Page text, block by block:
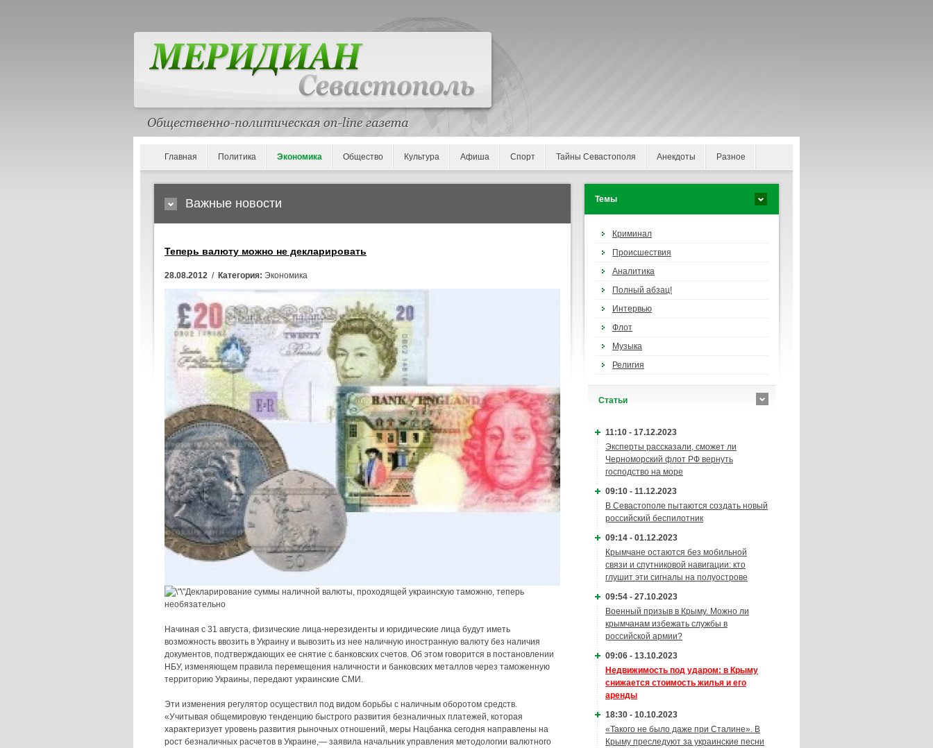
Главная Политика Экономика Общество Культура Афиша Спорт Тайны Севастополя Анекдоты Разное
Важные новости
Теперь валюту можно не декларировать
28.08.2012 / Категория: Экономика
Декларирование суммы наличной валюты, проходящей украинскую таможню, теперь
необязательно
Начиная с 31 августа, физические лица-нерезиденты и юридические лица будут иметь
возможность ввозить в Украину и вывозить из нее наличную иностранную валюту без наличия
документов, подтверждающих ее снятие с банковских счетов. Об этом говорится в постановлении
НБУ, изменяющем правила перемещения наличности и банковских металлов через таможенную
территорию Украины, передают украинские СМИ.
Эти изменения регулятор осуществил под видом борьбы с наличным оборотом средств.
«Учитывая общемировую тенденцию быстрого развития безналичных платежей, которая
характеризует уровень развития рыночных отношений, меры Нацбанка сегодня направлены на
рост безналичных расчетов в Украине,— заявила начальник управления методологии валютного
Темы
Криминал
Происшествия
Аналитика
Полный абзац!
Интервью
Флот
Музыка
Религия
Cтатьи
11:10 - 17.12.2023
Эксперты рассказали, сможет ли
Черноморский флот РФ вернуть
господство на море
09:10 - 11.12.2023
В Севастополе пытаются создать новый
российский беспилотник
09:14 - 01.12.2023
Крымчане остаются без мобильной
связи и спутниковой навигации: кто
глушит эти сигналы на полуострове
09:54 - 27.10.2023
Военный призыв в Крыму. Можно ли
крымчанам избежать службы в
российской армии?
09:06 - 13.10.2023
Недвижимость под ударом: в Крыму
снижается стоимость жилья и его
аренды
18:30 - 10.10.2023
«Такого не было даже при Сталине». В
Крыму преследуют за украинские песни